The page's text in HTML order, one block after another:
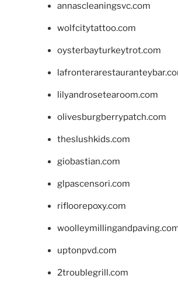
annascleaningsvc.com
wolfcitytattoo.com
oysterbayturkeytrot.com
lilyandrosetearoom.com
olivesburgberrypatch.com
theslushkids.com
giobastian.com
glpascensori.com
rifloorepoxy.com
uptonpvd.com
2troublegrill.com